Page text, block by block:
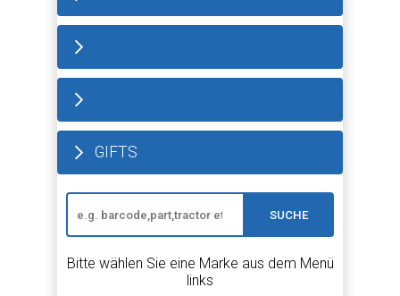
GIFTS
SUCHE
Bitte wählen Sie eine Marke aus dem Menü
links